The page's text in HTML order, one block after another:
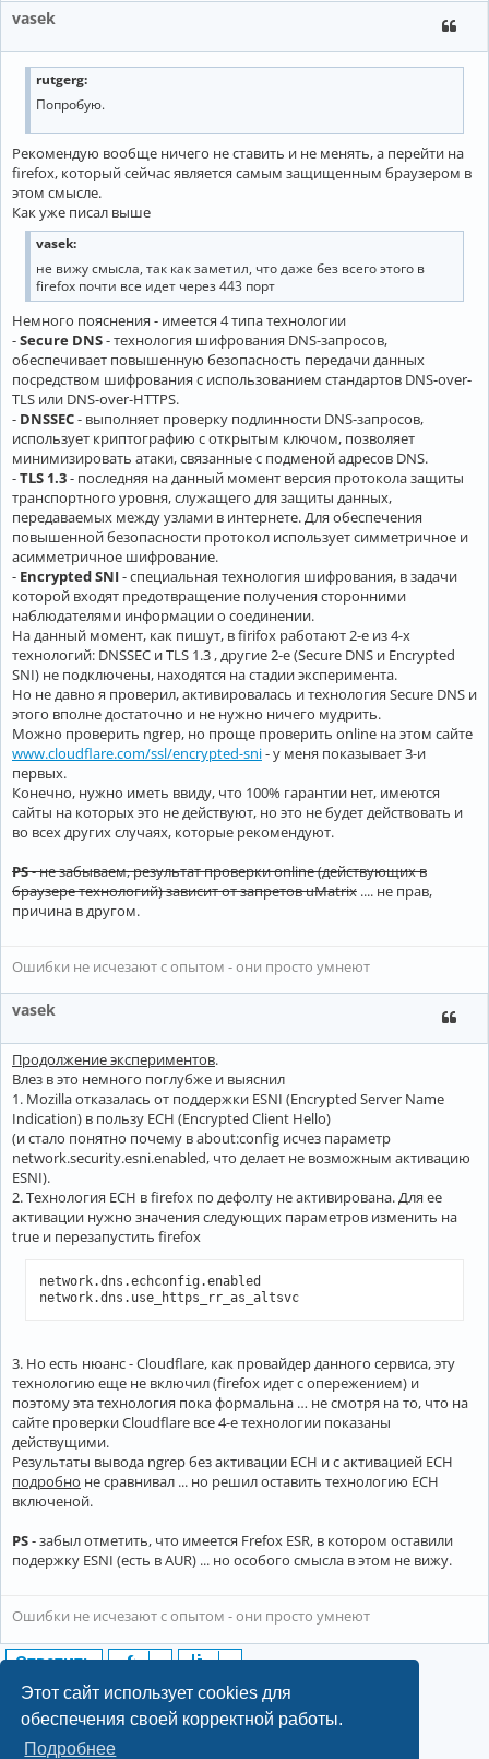
Этот сайт использует cookies для
обеспечения своей корректной работы.
Подробнее
vasek
rutgerg:
Попробую.
Рекомендую вообще ничего не ставить и не менять, а перейти на
firefox, который сейчас является самым защищенным браузером в
этом смысле.
Как уже писал выше
vasek:
не вижу смысла, так как заметил, что даже без всего этого в
firefox почти все идет через 443 порт
Немного пояснения - имеется 4 типа технологии
-Secure DNS- технология шифрования DNS-запросов,
обеспечивает повышенную безопасность передачи данных
посредством шифрования с использованием стандартов DNS-over-
TLS или DNS-over-HTTPS.
- DNSSEC- выполняет проверку подлинности DNS-запросов,
использует криптографию с открытым ключом, позволяет
минимизировать атаки, связанные с подменой адресов DNS.
-TLS 1.3- последняя на данный момент версия протокола защиты
транспортного уровня, служащего для защиты данных,
передаваемых между узлами в интернете. Для обеспечения
повышенной безопасности протокол использует симметричное и
асимметричное шифрование.
- Encrypted SNI- специальная технология шифрования, в задачи
которой входят предотвращение получения сторонними
наблюдателями информации о соединении.
На данный момент, как пишут, в firifox работают 2-е из 4-х
технологий: DNSSEC и TLS 1.3 , другие 2-е (Secure DNS и Encrypted
SNI) не подключены, находятся на стадии эксперимента.
Но не давно я проверил, активировалась и технология Secure DNS и
этого вполне достаточно и не нужно ничего мудрить.
Можно проверить ngrep, но проще проверить online на этом сайте
www.cloudflare.com/ssl/encrypted-sni- у меня показывает 3-и
первых.
Конечно, нужно иметь ввиду, что 100% гарантии нет, имеются
сайты на которых это не действуют, но это не будет действовать и
во всех других случаях, которые рекомендуют.
PS- не забываем, результат проверки online (действующих в
браузере технологий) зависит от запретов uMatrix .... не прав,
причина в другом.
Ошибки не исчезают с опытом - они просто умнеют
vasek
Продолжение экспериментов.
Влез в это немного поглубже и выяснил
1. Mozilla отказалась от поддержки ESNI (Encrypted Server Name
Indication) в пользу ECH (Encrypted Client Hello)
(и стало понятно почему в about:config исчез параметр
network.security.esni.enabled, что делает не возможным активацию
ESNI).
2. Технология ECH в firefox по дефолту не активирована. Для ее
активации нужно значения следующих параметров изменить на
true и перезапустить firefox
network.dns.echconfig.enabled
network.dns.use_https_rr_as_altsvc
3. Но есть нюанс - Cloudflare, как провайдер данного сервиса, эту
технологию еще не включил (firefox идет с опережением) и
поэтому эта технология пока формальна … не смотря на то, что на
сайте проверки Cloudflare все 4-е технологии показаны
действущими.
Результаты вывода ngrep без активации ECH и с активацией ECH
подробно не сравнивал ... но решил оставить технологию ECH
включеной.
PS- забыл отметить, что имеется Frefox ESR, в котором оставили
подержку ESNI (есть в AUR) ... но особого смысла в этом не вижу.
Ошибки не исчезают с опытом - они просто умнеют
Ответить
10 сообщений • Страница